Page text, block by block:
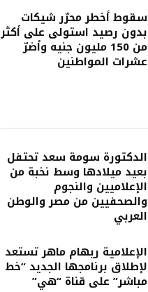
سقوط أخطر محرّر شيكات
بدون رصيد استولى على أكثر
من 150 مليون جنيه وأضرّ
عشرات المواطنين
الدكتورة سومة سعد تحتفل
بعيد ميلادها وسط نخبة من
الإعلاميين والنجوم
والصحفيين من مصر والوطن
العربي
الإعلامية ريهام ماهر تستعد
لإطلاق برنامجها الجديد “خط
مباشر” على قناة “هي”